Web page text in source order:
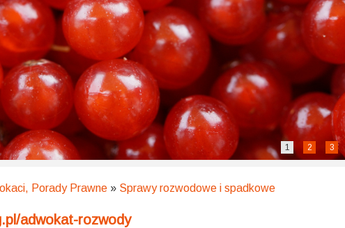
1 2 3
Porady Prawne » Sprawy rozwodowe i spadkowe
adwokat-rozwody